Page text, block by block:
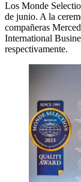
Los Monde
de junio. A la
compañeras
International
respectivamente.